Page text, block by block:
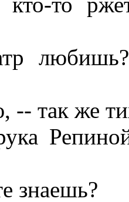
любишь?
так же
знаешь?